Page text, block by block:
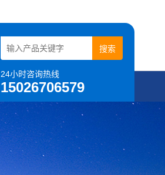
24小时咨询热线
15026706579